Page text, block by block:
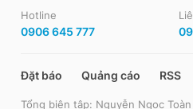
Hotline
0906 645 777
Đặt báo Quảng cáo RSS
Tổng biên tập: Nguyễn Ngọc Toàn